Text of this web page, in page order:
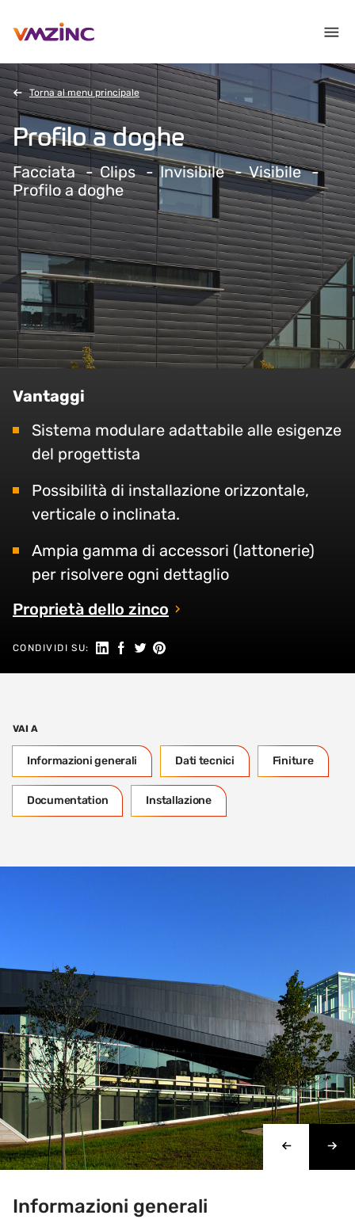
Torna al menu principale
Profilo a doghe
Facciata Clips Invisibile
Visibile
Profilo a doghe
Vantaggi
Sistema modulare adattabile alle esigenze
del progettista
Possibilità di installazione orizzontale,
verticale o inclinata.
Ampia gamma di accessori (lattonerie)
per risolvere ogni dettaglio
Proprietà dello zinco
CONDIVIDI SU: Seguici su Linkedin
Condividi su Facebook
Condividi su Twitter
Condividi su Pinterest
VAI A
Informazioni generali Dati tecnici Finiture
Documentation Installazione
Informazioni generali